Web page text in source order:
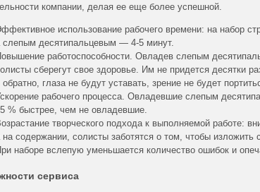
компании, делая ее еще более успешной.
использование рабочего времени: на набор
слепым десятипальцевым — 4-5 минут.
работоспособности. Овладев слепым
сберегут свое здоровье. Им не придется десятки
обратно, глаза не будут уставать, зрение не будет
рабочего процесса. Овладевшие слепым
% быстрее, чем не овладевшие.
творческого подхода к выполняемой работе:
на содержании, солисты заботятся о том, чтобы
наборе вслепую уменьшается количество ошибок и
сервиса